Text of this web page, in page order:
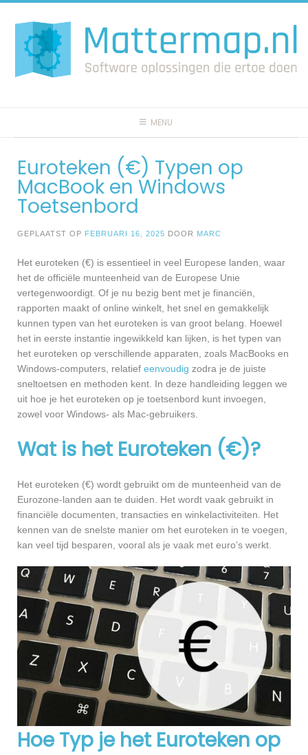
naar
inhoud
MENU
Euroteken (€) Typen op
MacBook en Windows
Toetsenbord
GEPLAATST OP FEBRUARI 16, 2025 DOOR MARC
Het euroteken (€) is essentieel in veel Europese landen, waar
het de officiële munteenheid van de Europese Unie
vertegenwoordigt. Of je nu bezig bent met je financiën,
rapporten maakt of online winkelt, het snel en gemakkelijk
kunnen typen van het euroteken is van groot belang. Hoewel
het in eerste instantie ingewikkeld kan lijken, is het typen van
het euroteken op verschillende apparaten, zoals MacBooks en
Windows-computers, relatief eenvoudig zodra je de juiste
sneltoetsen en methoden kent. In deze handleiding leggen we
uit hoe je het euroteken op je toetsenbord kunt invoegen,
zowel voor Windows- als Mac-gebruikers.
Wat is het Euroteken (€)?
Het euroteken (€) wordt gebruikt om de munteenheid van de
Eurozone-landen aan te duiden. Het wordt vaak gebruikt in
financiële documenten, transacties en winkelactiviteiten. Het
kennen van de snelste manier om het euroteken in te voegen,
kan veel tijd besparen, vooral als je vaak met euro’s werkt.
Hoe Typ je het Euroteken op